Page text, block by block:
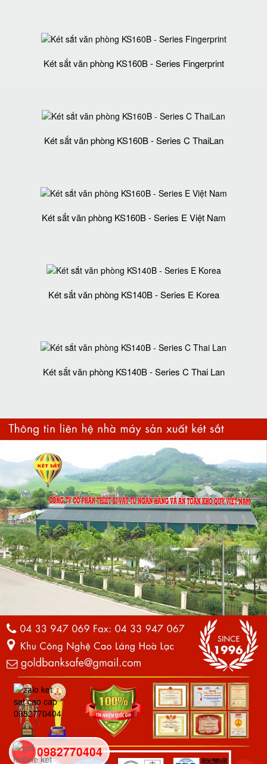
Két sắt văn phòng KS160B - Series Fingerprint
Két sắt văn phòng KS160B - Series C ThaiLan
Két sắt văn phòng KS160B - Series E Việt Nam
Két sắt văn phòng KS140B - Series E Korea
Két sắt văn phòng KS140B - Series C Thai Lan
0982770404